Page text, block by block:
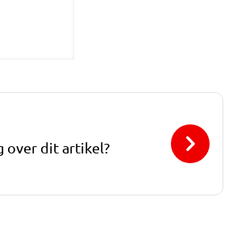
over dit artikel?